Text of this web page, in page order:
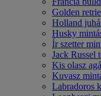
Golden
Holland
Husky
Ír szetter
Jack Russel
Kis olasz
Kuvasz
Labradoros